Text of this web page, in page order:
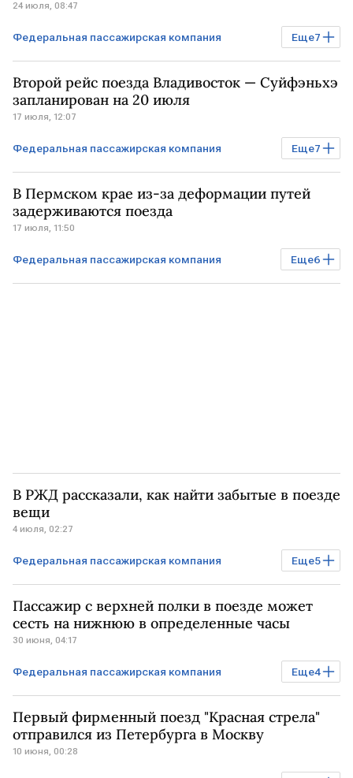
24 июля, 08:47
Еще7
Федеральная пассажирская компания
Бизнес РОССИЯ Экономика
Владивосток МОСКВА
РЖД
Второй рейс поезда Владивосток — Суйфэньхэ
запланирован на 20 июля
17 июля, 12:07
Еще7
Федеральная пассажирская компания
Бизнес РОССИЯ Владивосток
КИТАЙ ФПК
В Пермском крае из-за деформации путей
задерживаются поезда
17 июля, 11:50
Еще6
Федеральная пассажирская компания
Бизнес РОССИЯ Пермский край
В РЖД рассказали, как найти забытые в поезде
вещи
4 июля, 02:27
Еще5
Федеральная пассажирская компания
Бизнес РОССИЯ Общество
РЖД
Пассажир с верхней полки в поезде может
сесть на нижнюю в определенные часы
30 июня, 04:17
Еще4
Федеральная пассажирская компания
Бизнес РОССИЯ ФПК РЖД
Первый фирменный поезд "Красная стрела"
отправился из Петербурга в Москву
10 июня, 00:28